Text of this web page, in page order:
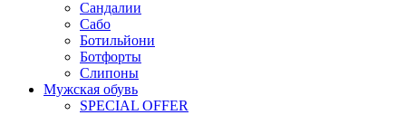
Сандалии
Сабо
Ботильйони
Ботфорты
Слипоны
Мужская обувь
SPECIAL OFFER